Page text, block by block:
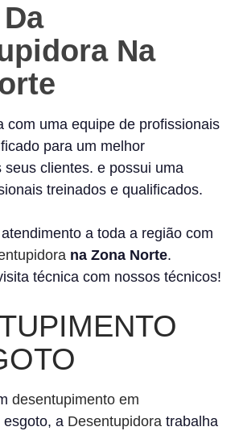
Na
com uma equipe de profissionais
para um melhor
seus clientes. e possui uma
treinados e qualificados.
a toda a região com
na Zona Norte.
técnica com nossos técnicos!
desentupimento em
esgoto, a Desentupidora trabalha